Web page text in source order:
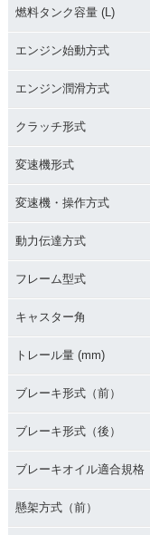
2006年 Bonneville
T100
燃料タンク容量 (L)
エンジン始動方式
エンジン潤滑方式
クラッチ形式
変速機形式
変速機・操作方式
動力伝達方式
フレーム型式
キャスター角
トレール量 (mm)
ブレーキ形式（前）
ブレーキ形式（後）
ブレーキオイル適合規格
懸架方式（前）